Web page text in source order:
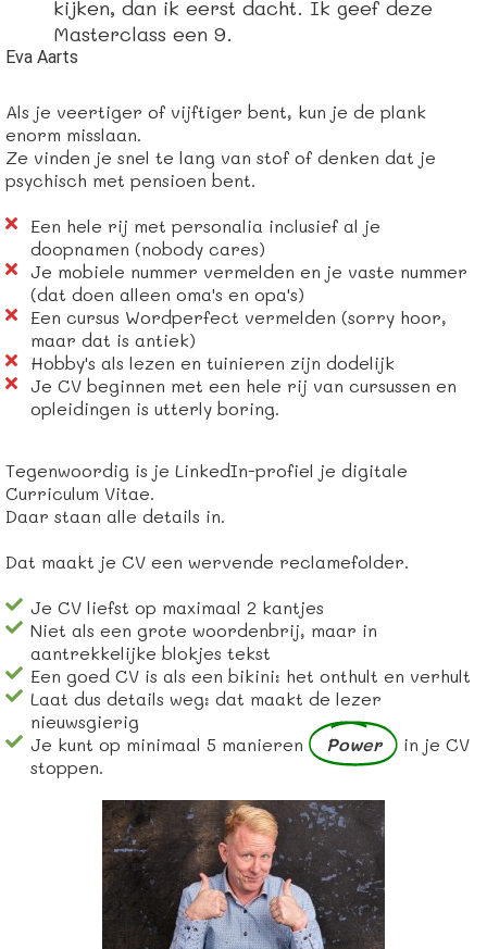
kijken, dan ik eerst dacht. Ik geef deze
Masterclass een 9.
Eva Aarts
Als je veertiger of vijftiger bent, kun je de plank
enorm misslaan.
Ze vinden je snel te lang van stof of denken dat je
psychisch met pensioen bent.
Een hele rij met personalia inclusief al je
doopnamen (nobody cares)
Je mobiele nummer vermelden en je vaste nummer
(dat doen alleen oma's en opa's)
Een cursus Wordperfect vermelden (sorry hoor,
maar dat is antiek)
Hobby's als lezen en tuinieren zijn dodelijk
Je CV beginnen met een hele rij van cursussen en
opleidingen is utterly boring.
Tegenwoordig is je LinkedIn-profiel je digitale
Curriculum Vitae.
Daar staan alle details in.
Dat maakt je CV een wervende reclamefolder.
Je CV liefst op maximaal 2 kantjes
Niet als een grote woordenbrij, maar in
aantrekkelijke blokjes tekst
Een goed CV is als een bikini: het onthult en verhult
Laat dus details weg: dat maakt de lezer
nieuwsgierig
Je kunt op minimaal 5 manieren
Power in je CV
stoppen.